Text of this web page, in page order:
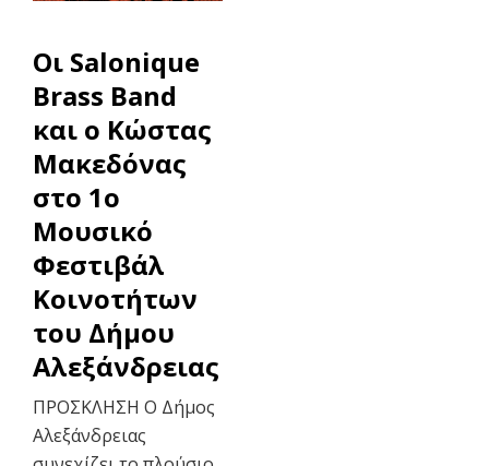
Οι Salonique
Brass Band
και ο Κώστας
Μακεδόνας
στο 1ο
Μουσικό
Φεστιβάλ
Κοινοτήτων
του Δήμου
Αλεξάνδρειας
ΠΡΟΣΚΛΗΣΗ Ο Δήμος
Αλεξάνδρειας